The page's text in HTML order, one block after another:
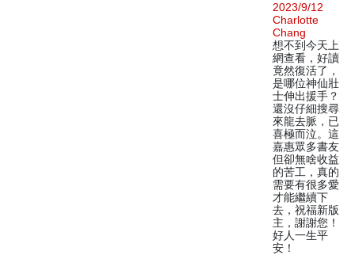
2023/9/12
Charlotte
Chang
想不到今天上
網查看，好讀
竟然復活了，
是哪位神仙壯
士伸出援手？
還沒仔細搜尋
來龍去脈，已
喜極而泣。這
嘉惠眾多書友
但卻無啥收益
的苦工，真的
需要有很多愛
才能繼續下
去，祝福新版
主，謝謝您！
好人一生平
安！